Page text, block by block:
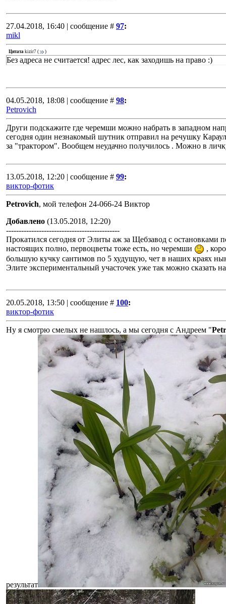
27.04.2018, 16:40 | сообщение # 97:
mikl
Цитата kizir7 ( )
Без адреса не считается! адрес лес, как заходишь на право :)
04.05.2018, 18:08 | сообщение # 98:
Petrovich
Други подскажите где черемши можно набрать в западном
сегодня один незнакомый шутник отправил на речушку
за "трактором". Вообщем неудачно получилось . Можно в
13.05.2018, 12:20 | сообщение # 99:
виктор-фотик
Petrovich, мой телефон 24-066-24 Виктор
Добавлено (13.05.2018, 12:20)
---------------------------------------------
Прокатился сегодня от Элиты аж за Щебзавод с остановками
настоящих полно, первоцветы тоже есть, но черемши
,
большую кучку сантимов по 5 худущую, чет в наших краях
Элите экспериментальный участочек уже так можно сказать
20.05.2018, 13:50 | сообщение # 100:
виктор-фотик
Ну я смотрю смелых не нашлось, а мы сегодня с Андреем "
результат